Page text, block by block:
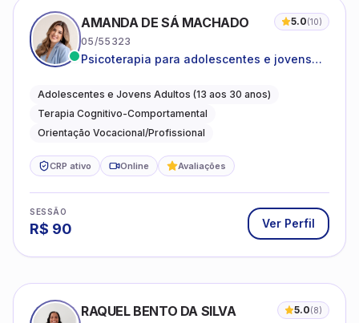
AMANDA DE SÁ MACHADO 5.0(10)
05/55323
Psicoterapia para adolescentes e jovens
autoestima, relações e orientação
profissional
Adolescentes e Jovens Adultos (13 aos 30 anos)
Terapia Cognitivo-Comportamental
Orientação Vocacional/Profissional
CRP ativo Online Avaliações
SESSÃO
R$ 90 Ver Perfil
RAQUEL BENTO DA SILVA 5.0(8)